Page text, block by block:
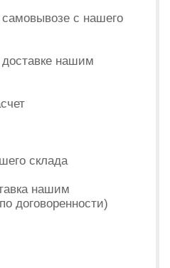
с нашего
нашим
склада
нашим
договоренности)